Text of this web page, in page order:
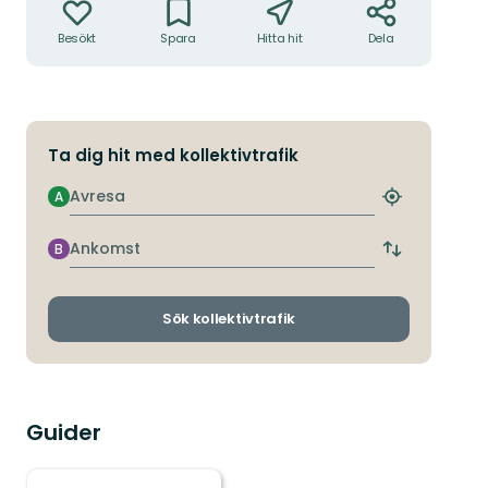
Besökt Spara Hitta hit Dela
Ta dig hit med kollektivtrafik
Avresa
A
Hitta
hållplats
Ankomst
B
Byt
och
Sök kollektivtrafik
Guider